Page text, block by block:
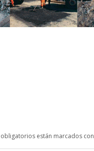
están marcados con